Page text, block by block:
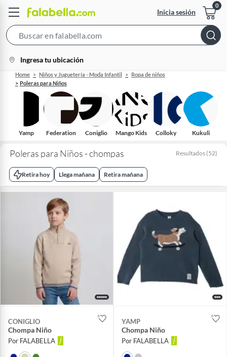
Inicia sesión
Bar
location-
icon
Ingresa tu ubicación
Home Niños y Juguetería - Moda Infantil
Ropa de niños
Poleras para Niños
Yamp Federation Coniglio Mango Kids Colloky Kukuli
Poleras para Niños - chompas Resultados (52)
Retira hoy Llega mañana Retira mañana
CONIGLIO
Chompa Niño
Por FALABELLA
YAMP
Chompa Niño
Por FALABELLA